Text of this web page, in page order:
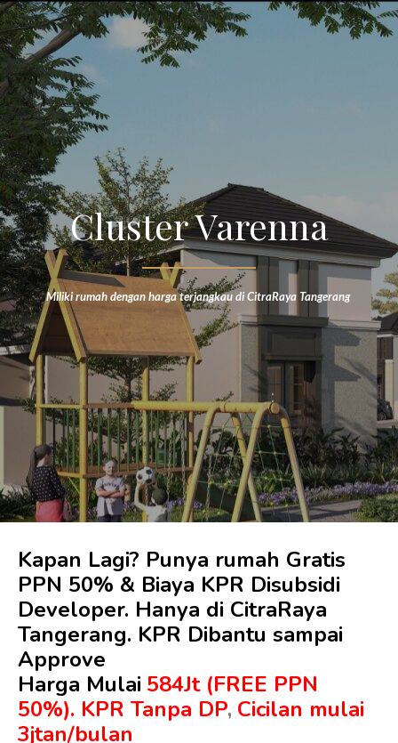
Cluster Varenna
Miliki rumah dengan harga terjangkau di CitraRaya Tangerang
Kapan Lagi? Punya rumah Gratis
PPN 50% & Biaya KPR Disubsidi
Developer. Hanya di CitraRaya
Tangerang. KPR Dibantu sampai
Approve
Harga Mulai 584Jt (FREE PPN
50%). KPR Tanpa DP, Cicilan mulai
3jtan/bulan